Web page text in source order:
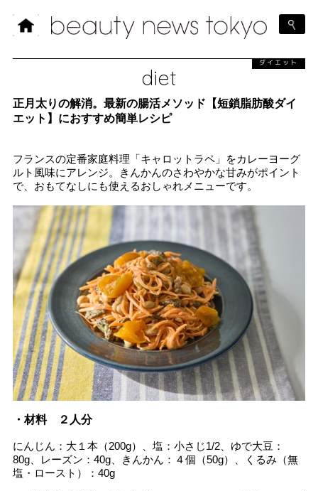
diet
ダイエット
正月太りの解消。最新の腸活メソッド【短鎖脂肪酸ダイ
エット】におすすめ簡単レシピ
フランスの定番家庭料理「キャロットラペ」をカレーヨーグ
ルト風味にアレンジ。きんかんのさわやかな甘みがポイント
で、おもてなしにも使えるおしゃれメニューです。
・材料 ２人分
にんじん：大１本（200g）、塩：小さじ1/2、ゆで大豆：
80g、レーズン：40g、きんかん：４個（50g）、くるみ（無
塩・ロースト）：40g